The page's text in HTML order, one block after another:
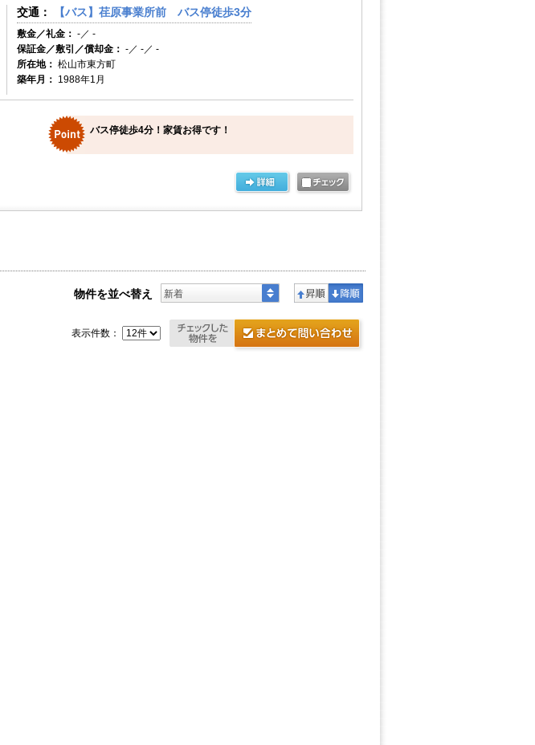
交通： 【バス】荏原事業所前 バス停徒歩3分
敷金／礼金： -／ -
保証金／敷引／償却金： -／ -／ -
所在地： 松山市東方町
築年月： 1988年1月
バス停徒歩4分！家賃お得です！
物件を並べ替え 新着
表示件数：